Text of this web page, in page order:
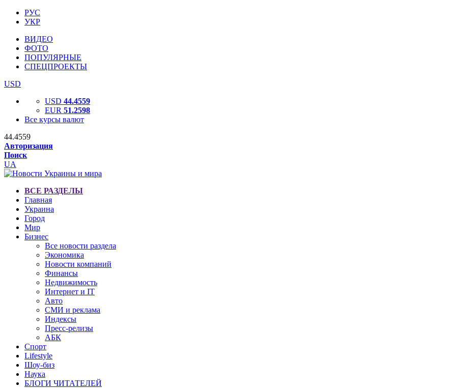
РУС
УКР
ВИДЕО
ФОТО
ПОПУЛЯРНЫЕ
СПЕЦПРОЕКТЫ
USD
USD 44.4559
EUR 51.2598
Все курсы валют
44.4559
Авторизация
Поиск
UA
ВСЕ РАЗДЕЛЫ
Главная
Украина
Город
Мир
Бизнес
Все новости раздела
Экономика
Новости компаний
Финансы
Недвижимость
Интернет и IT
Авто
СМИ и реклама
Индексы
Пресс-релизы
АБК
Спорт
Lifestyle
Шоу-биз
Наука
БЛОГИ ЧИТАТЕЛЕЙ